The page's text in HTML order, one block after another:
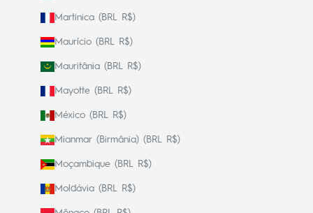
Martinica (BRL R$)
Maurício (BRL R$)
Mauritânia (BRL R$)
Mayotte (BRL R$)
México (BRL R$)
Mianmar (Birmânia) (BRL R$)
Moçambique (BRL R$)
Moldávia (BRL R$)